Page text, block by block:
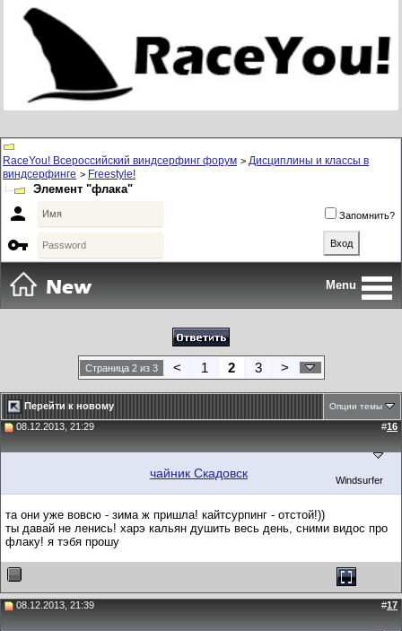
RaceYou! Всероссийский виндсерфинг форум > Дисциплины и классы в
виндсерфинге > Freestyle!
Элемент "флака"
 Запомнить?

Menu
Страница 2 из 3 < 1 2 3 >
Перейти к новому Опции темы
08.12.2013, 21:29 #16
чайник Скадовск Windsurfer
та они уже вовсю - зима ж пришла! кайтсурпинг - отстой!))
ты давай не ленись! харэ кальян душить весь день, сними видос про
флаку! я тэбя прошу
08.12.2013, 21:39 #17